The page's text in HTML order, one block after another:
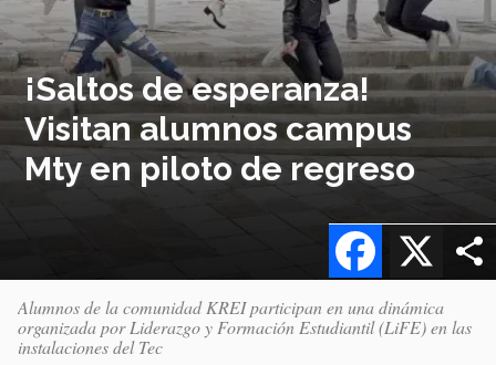
¡Saltos de esperanza!
Visitan alumnos campus
Mty en piloto de regreso
X
Facebook
Alumnos de la comunidad KREI participan en una dinámica
organizada por Liderazgo y Formación Estudiantil (LiFE) en las
instalaciones del Tec